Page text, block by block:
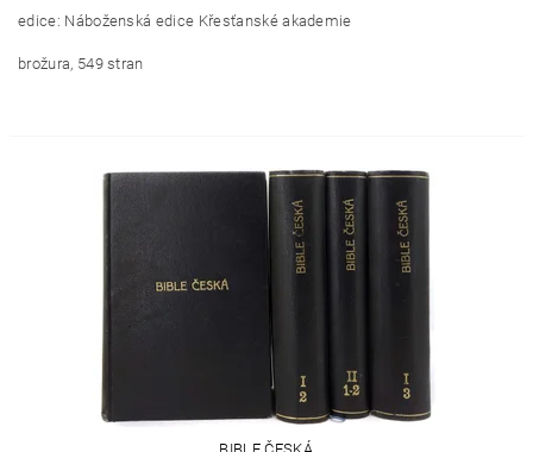
edice: Náboženská edice Křesťanské akademie
brožura, 549 stran